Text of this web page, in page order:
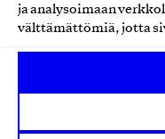
ja analysoimaan
välttämättömiä, jotta
Avainlippu
Design From Finland